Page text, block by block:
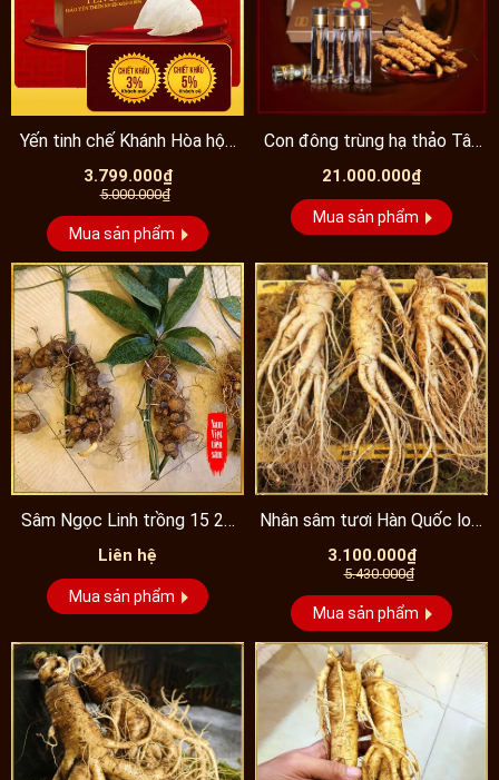
Yến tinh chế Khánh Hòa hộp
quà tặng 50g Y018...
3.799.000₫
5.000.000₫
Mua sản phẩm
Con đông trùng hạ thảo Tây
Tạng cao cấp sấy...
21.000.000₫
Mua sản phẩm
Sâm Ngọc Linh trồng 15 20
năm tuổi loại...
Liên hệ
Mua sản phẩm
Nhân sâm tươi Hàn Quốc loại
cao cấp 3 củ/kg...
3.100.000₫
5.430.000₫
Mua sản phẩm